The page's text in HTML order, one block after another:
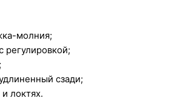
молния;
регулировкой;
сзади;
локтях.